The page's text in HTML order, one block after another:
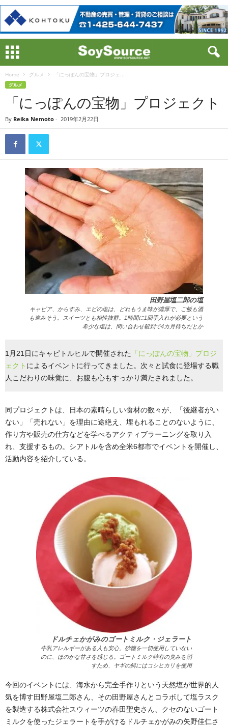
Home グルメ 「にっぽんの宝物」プロジェ...
グルメ
「にっぽんの宝物」プロジェクト
By Reika Nemoto - 2019年2月22日
田野屋塩二郎の塩
キャビア、からすみ、エビの塩は、どれもうま味が濃厚で、ご飯も酒
も進みそう。スイーツとも相性抜群。1時間に1回手入れが必要という
希少な塩は、問い合わせ殺到で4カ月待ちだとか
1月21日にキャピトルヒルで開催された
「にっぽんの宝物」プロジ
ェクト によるイベントに行ってきました。次々と試食に登場する職
人こだわりの味覚に、お腹も心もすっかり満たされました。
同プロジェクトは、日本の素晴らしい食材の数々が、「後継者がい
ない」「売れない」を理由に途絶え、埋もれることのないように、
作り方や販売の仕方などを学べるアクティブラーニングを取り入
れ、支援するもの。シアトルを含め全米6都市でイベントを開催し、
活動内容を紹介している。
ドルチェかがみのゴートミルク・ジェラート
牛乳アレルギーがある人も安心。砂糖を一切使用していない
のに、ほのかな甘さを感じる。ゴートミルク特有の臭みを消
すため、ヤギの餌にはコシヒカリを使用
今回のイベントには、海水から完全手作りという天然塩が世界的人
気を博す田野屋塩二郎さん、その田野屋さんとコラボして塩ラスク
を製造する株式会社スウィーツの春田聖史さん、クセのないゴート
ミルクを使ったジェラートを手がけるドルチェかがみの矢野佳仁さ